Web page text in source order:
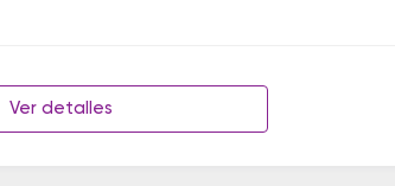
Ver detalles